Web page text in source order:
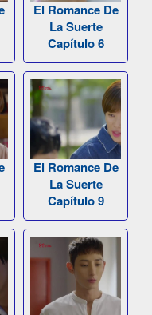
El Romance De
La Suerte
Capítulo 6
El Romance De
La Suerte
Capítulo 9